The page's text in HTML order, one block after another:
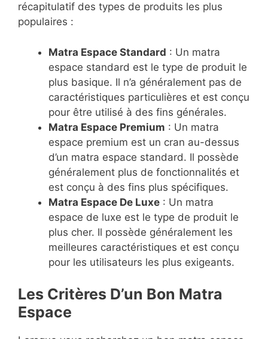
récapitulatif des types de produits les plus
populaires :
Matra Espace Standard : Un matra
espace standard est le type de produit le
plus basique. Il n’a généralement pas de
caractéristiques particulières et est conçu
pour être utilisé à des fins générales.
Matra Espace Premium : Un matra
espace premium est un cran au-dessus
d’un matra espace standard. Il possède
généralement plus de fonctionnalités et
est conçu à des fins plus spécifiques.
Matra Espace De Luxe : Un matra
espace de luxe est le type de produit le
plus cher. Il possède généralement les
meilleures caractéristiques et est conçu
pour les utilisateurs les plus exigeants.
Les Critères D’un Bon Matra
Espace